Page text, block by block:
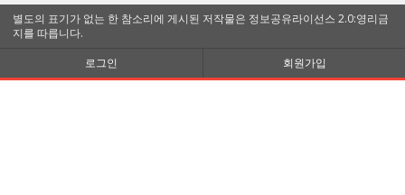
별도의 표기가 없는 한 참소리에 게시된 저작물은 정보공유라이선스 2.0:영리금
지를 따릅니다.
로그인
회원가입